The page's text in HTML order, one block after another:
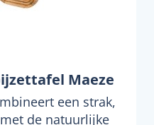
Maeze
een strak,
de natuurlijke